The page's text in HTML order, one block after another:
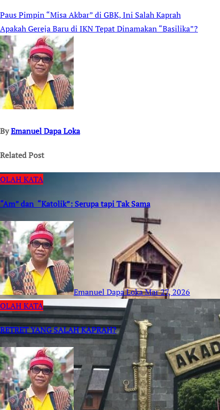
Post
navigation
Paus Pimpin “Misa Akbar” di GBK, Ini Salah Kaprah
Apakah Gereja Baru di IKN Tepat Dinamakan “Basilika”?
ByEmanuel Dapa Loka
Related Post
OLAH KATA
“Am” dan “Katolik”: Serupa tapi Tak Sama
Emanuel Dapa LokaMar 27, 2026
OLAH KATA
RETRET YANG SALAH KAPRAH?